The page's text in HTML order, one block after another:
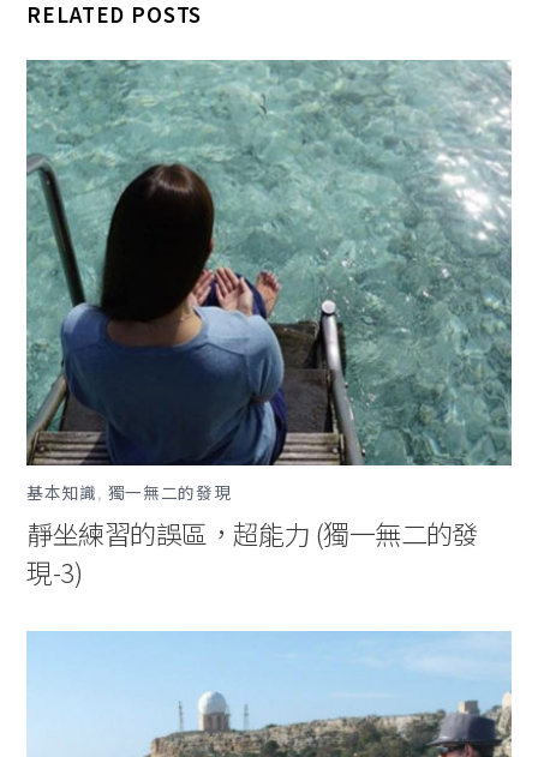
RELATED POSTS
基本知識, 獨一無二的發現
靜坐練習的誤區，超能力 (獨一無二的發
現-3)